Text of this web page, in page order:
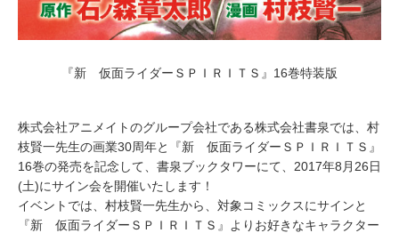
『新 仮面ライダーＳＰＩＲＩＴＳ』16巻特装版
株式会社アニメイトのグループ会社である株式会社書泉では、村
枝賢一先生の画業30周年と『新 仮面ライダーＳＰＩＲＩＴＳ』
16巻の発売を記念して、書泉ブックタワーにて、2017年8月26日
(土)にサイン会を開催いたします！
イベントでは、村枝賢一先生から、対象コミックスにサインと
『新 仮面ライダーＳＰＩＲＩＴＳ』よりお好きなキャラクター